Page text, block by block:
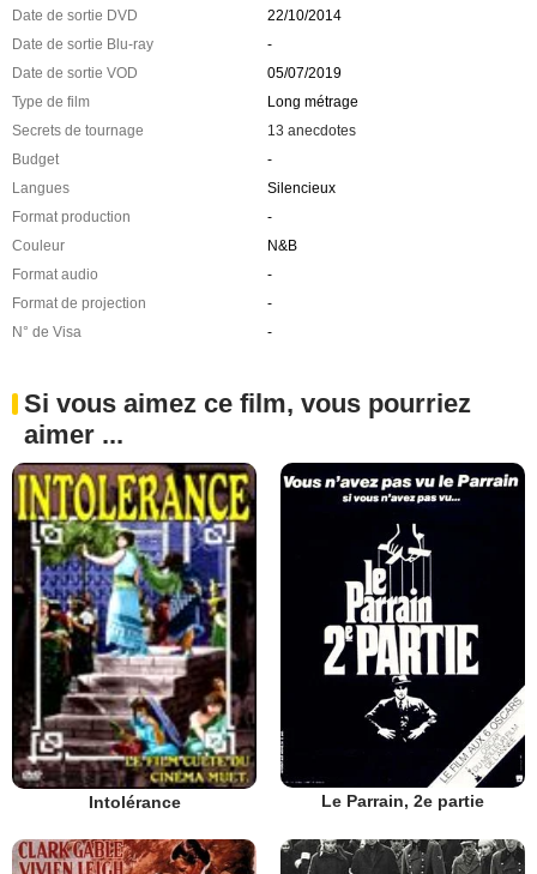
Date de sortie DVD
22/10/2014
Date de sortie Blu-ray
-
Date de sortie VOD
05/07/2019
Type de film
Long métrage
Secrets de tournage
13 anecdotes
Budget
-
Langues
Silencieux
Format production
-
Couleur
N&B
Format audio
-
Format de projection
-
N° de Visa
-
Si vous aimez ce film, vous pourriez
aimer ...
Intolérance Le Parrain, 2e partie